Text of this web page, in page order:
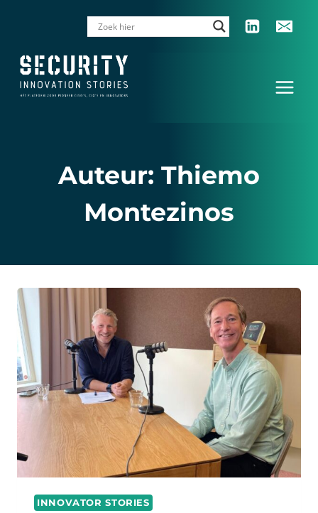
Auteur: Thiemo
Montezinos
INNOVATOR STORIES